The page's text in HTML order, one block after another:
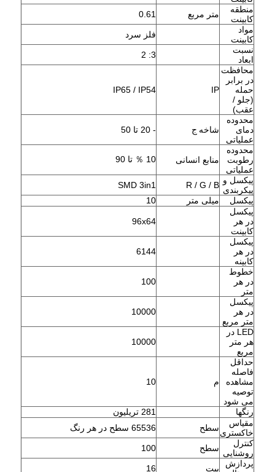
منطقه
کابینت
متر مربع
0.61
مواد
کابینت
فلز سرد
نسبت
ابعاد
3: 2
محافظت
در برابر
حمله
(جلو /
عقب)
IP
IP65 / IP54
محدوده
دمای
عملیاتی
شاخه ج - 20 تا 50
محدوده
رطوبت
عملیاتی
منابع انسانی 10 ％ تا 90
پیکسل و
پیکربندی R / G / B
SMD 3in1
پیکسل
میلی متر
10
پیکسل
در هر
کابینت
96x64
پیکسل
در هر
کابینه
6144
خطوط
در هر
متر
100
پیکسل
در هر
متر مربع
10000
LED در
هر متر
مربع
10000
حداقل
فاصله
مشاهده
توصیه
می شود
م 10
رنگها
281 تریلیون
مقیاس
خاکستریسطح
65536 سطح در هر رنگ
کنترل
روشنایی سطح
100
پردازش
بیت
16